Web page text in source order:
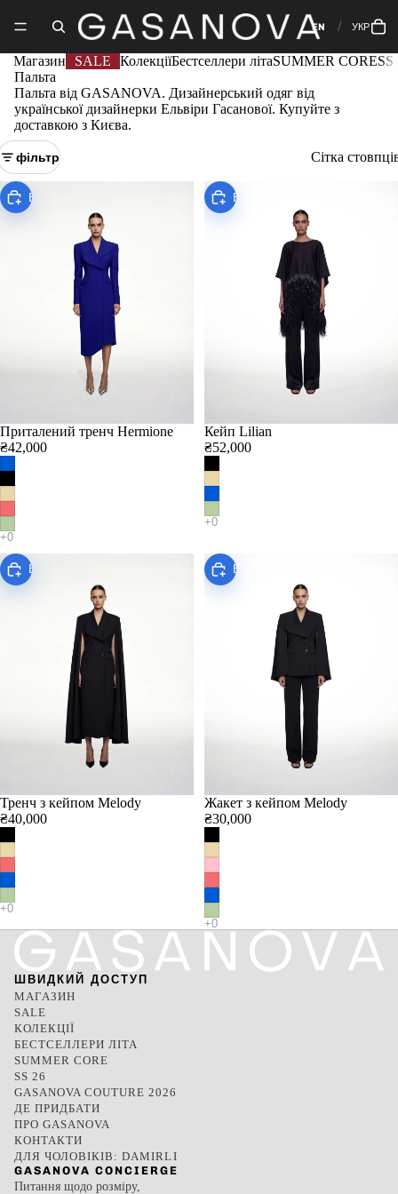
EN УКР
Магазин SALE КолекціїБестселлери літаSUMMER CORESS
Пальта
Пальта від GASANOVA. Дизайнерський одяг від
української дизайнерки Ельвіри Гасанової. Купуйте з
доставкою з Києва.
фільтр Сітка
Виберіть
Приталений тренч Hermione
₴42,000
Виберіть
Кейп Lilian
₴52,000
Виберіть
Тренч з кейпом Melody
₴40,000
Виберіть
Жакет з кейпом Melody
₴30,000
ШВИДКИЙ ДОСТУП
МАГАЗИН
SALE
КОЛЕКЦІЇ
БЕСТСЕЛЛЕРИ ЛІТА
SUMMER CORE
SS 26
GASANOVA COUTURE 2026
ДЕ ПРИДБАТИ
ПРО GASANOVA
КОНТАКТИ
ДЛЯ ЧОЛОВІКІВ: DAMIRLI
GASANOVA CONCIERGE
Питання щодо розміру,